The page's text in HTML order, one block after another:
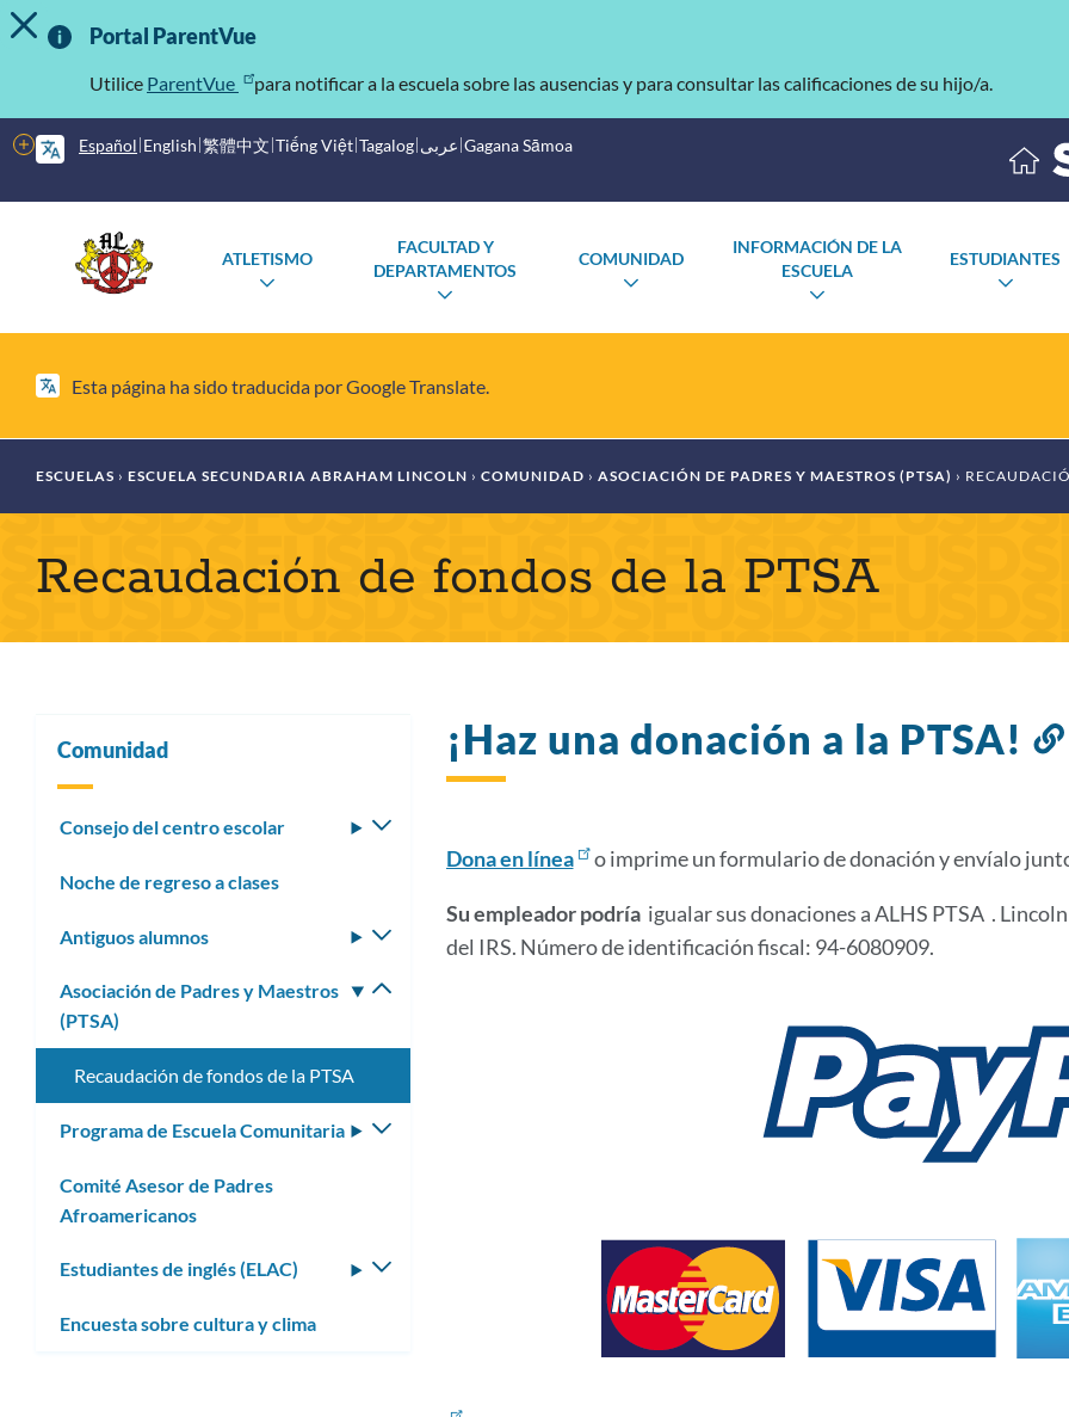
Saltar
al
contenido
Información
importante
MOSTRAR/OCULTAR MENSAJE DE ALERTA
Portal ParentVue
Utilice ParentVue para notificar a la escuela sobre las ausencias y para consultar las calificaciones de su hijo/a.
Español English 繁體中文 Tiếng Việt Tagalog عربى Gagana Sāmoa
Más
opciones
principal
ATLETISMO
FACULTAD Y
DEPARTAMENTOS
COMUNIDAD
ALTERNAR
INFORMACIÓN DE LA
ESCUELA
ALTERNAR
ESTUDIANTES
Esta página ha sido traducida por Google Translate.
Migaja
pan
ESCUELAS ESCUELA SECUNDARIA ABRAHAM LINCOLN COMUNIDAD ASOCIACIÓN DE PADRES Y MAESTROS (PTSA)
Recaudación de fondos de la PTSA
¡Haz una donación a la PTSA!
Dona en línea o imprime un formulario de donación y envíalo
Su empleador podría igualarsus donaciones a ALHS PTSA .
del IRS. Número de identificación fiscal: 94-6080909.
Comunidad
Consejo del centro escolar
Alternar
submenú
Noche de regreso a clases
Antiguos alumnos
Alternar
Asociación de Padres y Maestros
(PTSA)
Alternar
Recaudación de fondos de la PTSA
Programa de Escuela Comunitaria
Alternar
Comité Asesor de Padres
Afroamericanos
Estudiantes de inglés (ELAC)
Alternar
Encuesta sobre cultura y clima